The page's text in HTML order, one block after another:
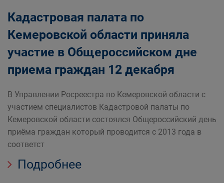
Кадастровая палата по
Кемеровской области приняла
участие в Общероссийском дне
приема граждан 12 декабря
В Управлении Росреестра по Кемеровской области с
участием специалистов Кадастровой палаты по
Кемеровской области состоялся Общероссийский день
приёма граждан который проводится с 2013 года в
соответст
Подробнее